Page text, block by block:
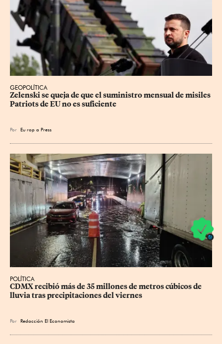
GEOPOLÍTICA
Zelenski se queja de que el suministro mensual de misiles
Patriots de EU no es suficiente
Por Eu rop a Press
POLÍTICA
CDMX recibió más de 35 millones de metros cúbicos de
lluvia tras precipitaciones del viernes
Por Redacción El Economista